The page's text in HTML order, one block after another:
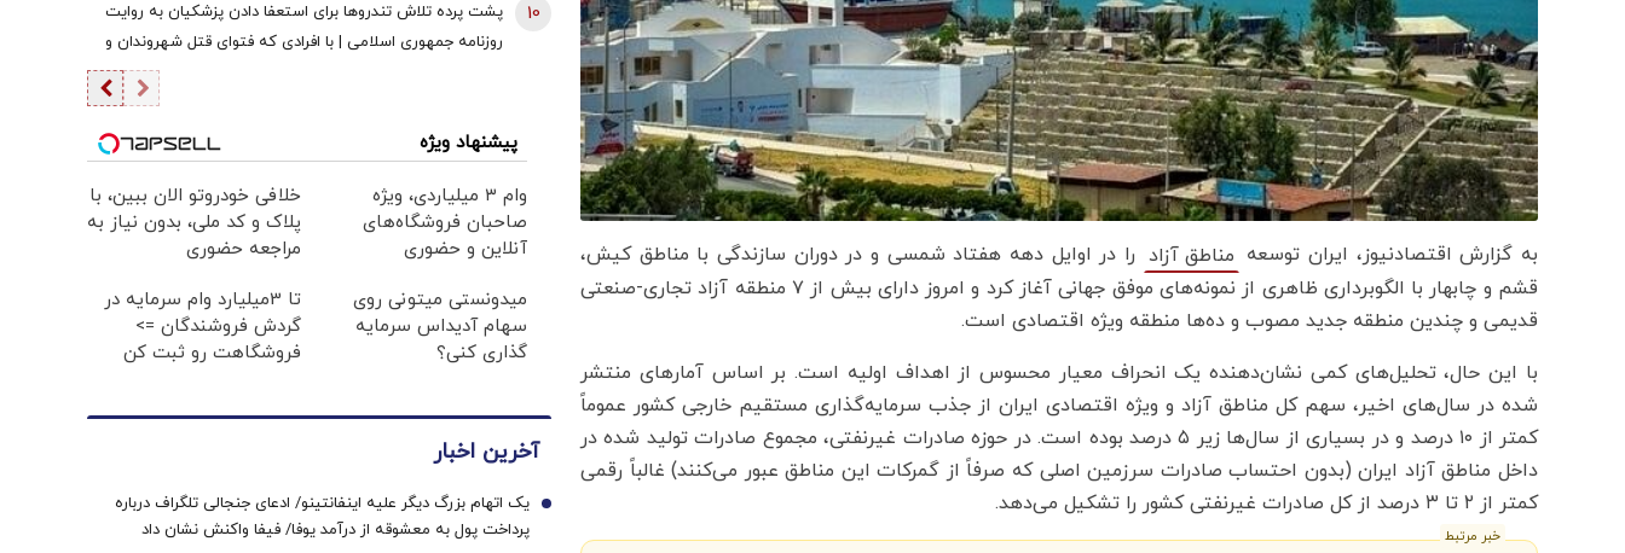
به گزارش اقتصادنیوز، ایران توسعه مناطق آزاد را در اوایل دهه هفتاد شمسی و در دوران سازندگی با مناطق کیش،
قشم و چابهار با الگوبرداری ظاهری از نمونه‌های موفق جهانی آغاز کرد و امروز دارای بیش از ۷ منطقه آزاد تجاری-صنعتی
قدیمی و چندین منطقه جدید مصوب و ده‌ها منطقه ویژه اقتصادی است.
با این حال، تحلیل‌های کمی نشان‌دهنده یک انحراف معیار محسوس از اهداف اولیه است. بر اساس آمارهای منتشر
شده در سال‌های اخیر، سهم کل مناطق آزاد و ویژه اقتصادی ایران از جذب سرمایه‌گذاری مستقیم خارجی کشور عموماً
کمتر از ۱۰ درصد و در بسیاری از سال‌ها زیر ۵ درصد بوده است. در حوزه صادرات غیرنفتی، مجموع صادرات تولید شده در
داخل مناطق آزاد ایران (بدون احتساب صادرات سرزمین اصلی که صرفاً از گمرکات این مناطق عبور می‌کنند) غالباً رقمی
کمتر از ۲ تا ۳ درصد از کل صادرات غیرنفتی کشور را تشکیل می‌دهد.
خبر مرتبط
پشت پرده تلاش تندروها برای استعفا دادن پزشکیان به روایت
روزنامه جمهوری اسلامی | با افرادی که فتوای قتل شهروندان و
حکم شورش علیه دولت را صادر می‌کنند برخورد قاطعانه شود
10
پیشنهاد ویژه
وام ۳ میلیاردی، ویژه
صاحبان فروشگاه‌های
آنلاین و حضوری
خلافی خودروتو الان ببین، با
پلاک و کد ملی، بدون نیاز به
مراجعه حضوری
میدونستی میتونی روی
سهام آدیداس سرمایه
گذاری کنی؟
تا 3میلیارد وام سرمایه در
گردش فروشندگان =>
فروشگاهت رو ثبت کن
آخرین اخبار
یک اتهام بزرگ دیگر علیه اینفانتینو/ ادعای جنجالی تلگراف درباره
پرداخت پول به معشوقه از درآمد یوفا/ فیفا واکنش نشان داد
1